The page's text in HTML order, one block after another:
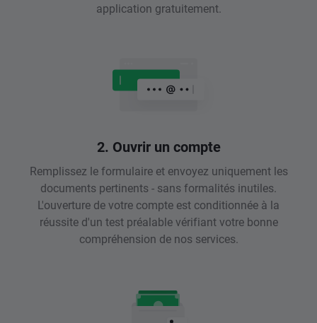
application gratuitement.
2. Ouvrir un compte
Remplissez le formulaire et envoyez uniquement les
documents pertinents - sans formalités inutiles.
L'ouverture de votre compte est conditionnée à la
réussite d'un test préalable vérifiant votre bonne
compréhension de nos services.